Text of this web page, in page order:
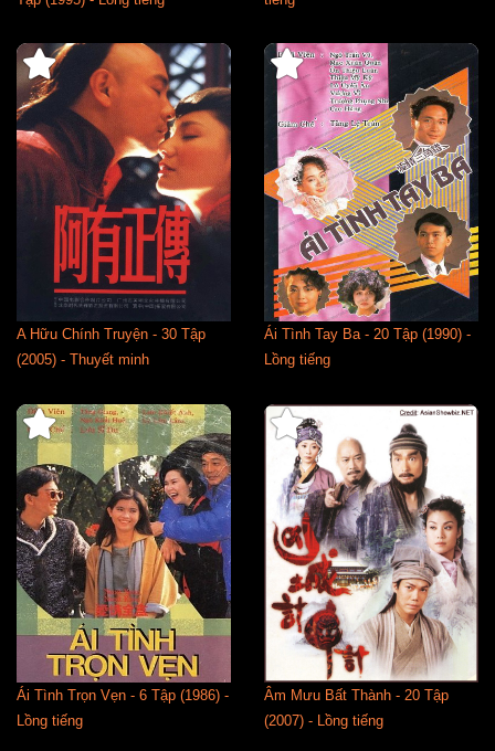
A Hữu Chính Truyện - 30 Tập
(2005) - Thuyết minh
Ái Tình Tay Ba - 20 Tập (1990) -
Lồng tiếng
Ái Tình Trọn Vẹn - 6 Tập (1986) -
Lồng tiếng
Âm Mưu Bất Thành - 20 Tập
(2007) - Lồng tiếng